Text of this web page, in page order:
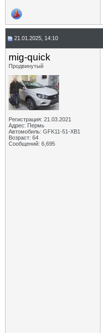
21.01.2025, 14:10
mig-quick
Продвинутый
Регистрация: 21.03.2021
Адрес: Пермь
Автомобиль: GFK11-51-ХВ1
Возраст: 64
Сообщений: 6,695